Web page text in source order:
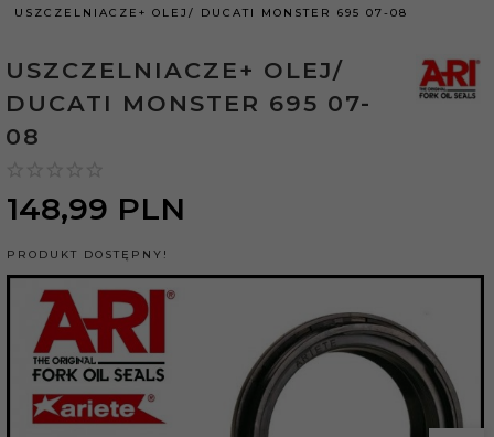
USZCZELNIACZE+ OLEJ/ DUCATI MONSTER 695 07-08
USZCZELNIACZE+ OLEJ/
DUCATI MONSTER 695 07-
08
148,99 PLN
PRODUKT DOSTĘPNY!